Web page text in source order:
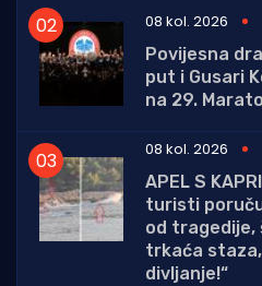
08 kol. 2026
Povijesna
put i Gusari
na 29.
08 kol. 2026
APEL S
turisti
od tragedije,
trkaća
divljanje!“